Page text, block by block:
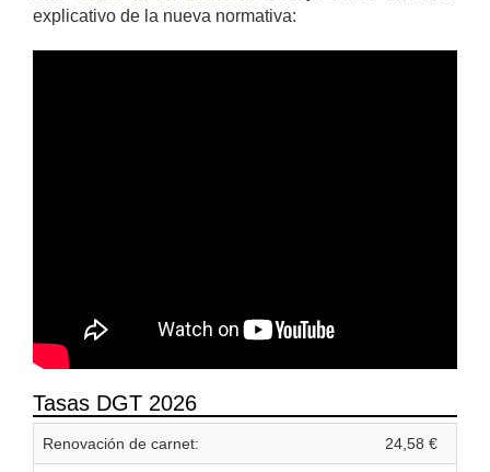
explicativo de la nueva normativa:
Tasas DGT 2026
Renovación de carnet: 24,58 €